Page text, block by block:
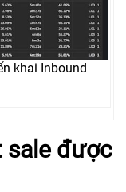
khai Inbound
sale được